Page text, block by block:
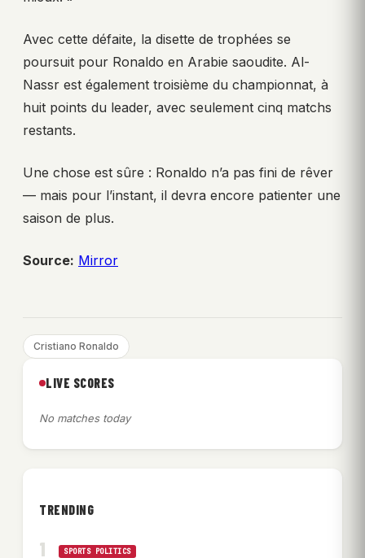
Avec cette défaite, la disette de trophées se
poursuit pour Ronaldo en Arabie saoudite. Al-
Nassr est également troisième du championnat, à
huit points du leader, avec seulement cinq matchs
restants.
Une chose est sûre : Ronaldo n’a pas fini de rêver
— mais pour l’instant, il devra encore patienter une
saison de plus.
Source: Mirror
Cristiano Ronaldo
LIVE SCORES
No matches today
TRENDING
SPORTS POLITICS